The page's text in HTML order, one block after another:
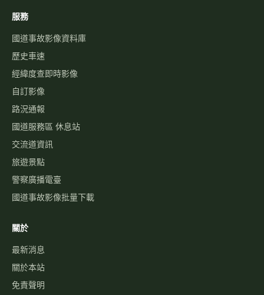
服務
國道事故影像資料庫
歷史車速
經緯度查即時影像
自訂影像
路況通報
國道服務區 休息站
交流道資訊
旅遊景點
警察廣播電臺
國道事故影像批量下載
關於
最新消息
關於本站
免責聲明